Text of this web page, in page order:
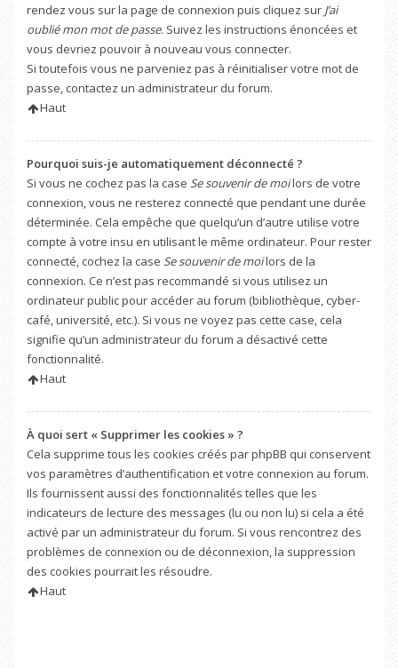
rendez vous sur la page de connexion puis cliquez sur J’ai
oublié mon mot de passe. Suivez les instructions énoncées et
vous devriez pouvoir à nouveau vous connecter.
Si toutefois vous ne parveniez pas à réinitialiser votre mot de
passe, contactez un administrateur du forum.
Haut
Pourquoi suis-je automatiquement déconnecté ?
Si vous ne cochez pas la case Se souvenir de moilors de votre
connexion, vous ne resterez connecté que pendant une durée
déterminée. Cela empêche que quelqu’un d’autre utilise votre
compte à votre insu en utilisant le même ordinateur. Pour rester
connecté, cochez la case Se souvenir de moilors de la
connexion. Ce n’est pas recommandé si vous utilisez un
ordinateur public pour accéder au forum (bibliothèque, cyber-
café, université, etc.). Si vous ne voyez pas cette case, cela
signifie qu’un administrateur du forum a désactivé cette
fonctionnalité.
Haut
À quoi sert « Supprimer les cookies » ?
Cela supprime tous les cookies créés par phpBB qui conservent
vos paramètres d’authentification et votre connexion au forum.
Ils fournissent aussi des fonctionnalités telles que les
indicateurs de lecture des messages (lu ou non lu) si cela a été
activé par un administrateur du forum. Si vous rencontrez des
problèmes de connexion ou de déconnexion, la suppression
des cookies pourrait les résoudre.
Haut